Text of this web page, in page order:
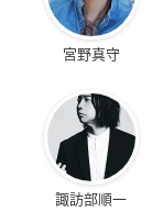
宮野真守
諏訪部順一